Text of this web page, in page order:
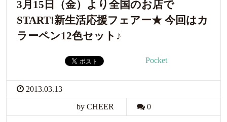
3月15日（金）より全国のお店で
START!新生活応援フェアー★ 今回はカ
ラーペン12色セット♪
Pocket
2013.03.13
by CHEER 0